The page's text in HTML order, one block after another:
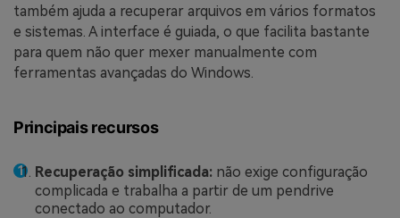
também ajuda a recuperar arquivos em vários formatos
e sistemas. A interface é guiada, o que facilita bastante
para quem não quer mexer manualmente com
ferramentas avançadas do Windows.
Principais recursos
Recuperação simplificada: não exige configuração
complicada e trabalha a partir de um pendrive
conectado ao computador.